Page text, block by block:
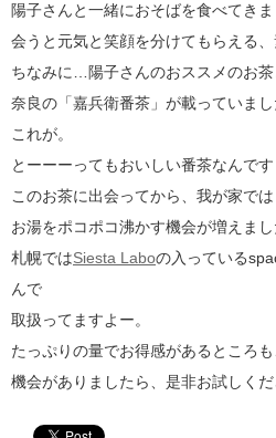
陽子さんと一緒におそばを食べてきま
会うと元気と笑顔を分けてもらえる、
ちなみに…陽子さんのおススメのお茶
奈良の「嘉兵衛番茶」が載っていまし
これが。
とーーーってもおいしい番茶なんです
このお茶に出会ってから、我が家では
お湯をポコポコ沸かす機会が増えまし
札幌ではSiesta Laboの入っている
んで
取扱ってますよー。
たっぷりの量でお得感があるところも
機会がありましたら、是非お試しく